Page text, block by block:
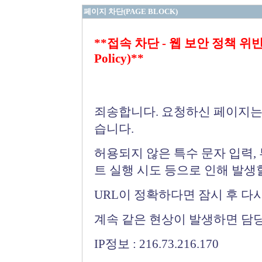
페이지 차단(PAGE BLOCK)
**접속 차단 - 웹 보안 정책 위
Policy)**
죄송합니다. 요청하신 페이지
습니다.
허용되지 않은 특수 문자 입력
트 실행 시도 등으로 인해 발생
URL이 정확하다면 잠시 후 다
계속 같은 현상이 발생하면 담
IP정보 : 216.73.216.170